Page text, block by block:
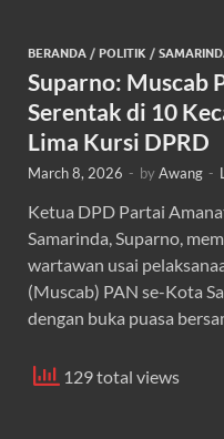
BERANDA / POLITIK /
Suparno: Muscab
Serentak di 10
Lima Kursi DPRD
March 8, 2026 - byAwang -
Ketua DPD Partai
Samarinda, Suparno,
wartawan usai
(Muscab) PAN se-Kota
dengan buka puasa
129 total views